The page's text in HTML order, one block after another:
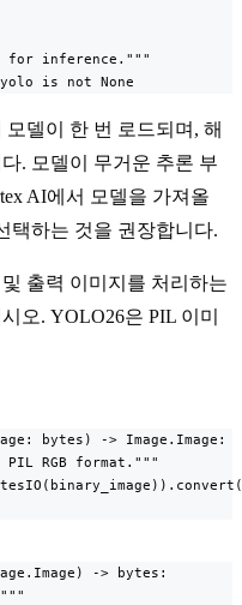
for inference."""
is not None
델이 한 번 로드되며, 해
. 모델이 무거운 추론 부
AI에서 모델을 가져올
택하는 것을 권장합니다.
출력 이미지를 처리하는
오. YOLO26은 PIL 이미
bytes) -> Image.Image:
PIL RGB format."""
-> bytes: